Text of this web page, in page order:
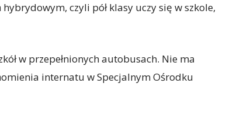
czyli pół klasy uczy się w szkole,
w przepełnionych autobusach. Nie ma
internatu w Specjalnym Ośrodku